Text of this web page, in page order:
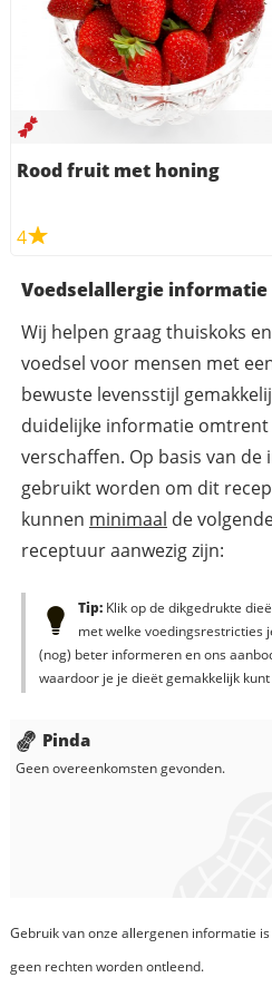
Rood fruit met honing
4
Voedselallergie informatie
Wij helpen graag thuiskoks
voedsel voor mensen met
bewuste levensstijl
duidelijke informatie
verschaffen. Op basis van
gebruikt worden om dit
kunnen minimaal de
receptuur aanwezig zijn:
Tip:Klik op de dikgedrukte
met welke voedingsrestricties
(nog) beter informeren en ons
waardoor je je dieët gemakkelijk
Pinda
Geen overeenkomsten gevonden.
Gebruik van onze allergenen informatie
geen rechten worden ontleend.